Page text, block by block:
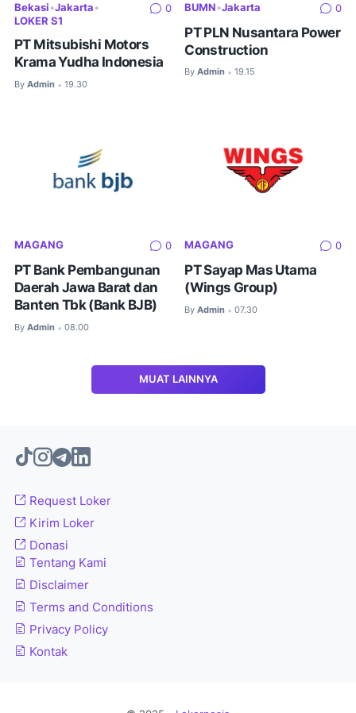
Bekasi •Jakarta •
LOKER S1
0
PT Mitsubishi Motors
Krama Yudha Indonesia
By Admin • 19.30
BUMN •Jakarta 0
PT PLN Nusantara Power
Construction
By Admin • 19.15
MAGANG 0
PT Bank Pembangunan
Daerah Jawa Barat dan
Banten Tbk (Bank BJB)
By Admin • 08.00
MAGANG 0
PT Sayap Mas Utama
(Wings Group)
By Admin • 07.30
MUAT LAINNYA
Request Loker
Kirim Loker
Donasi
Tentang Kami
Disclaimer
Terms and Conditions
Privacy Policy
Kontak